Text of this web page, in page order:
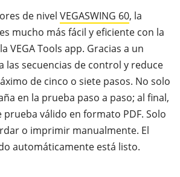
de nivel VEGASWING 60, la
mucho más fácil y eficiente con la
VEGA Tools app. Gracias a un
las secuencias de control y reduce
de cinco o siete pasos. No solo
en la prueba paso a paso; al final,
válido en formato PDF. Solo
o imprimir manualmente. El
automáticamente está listo.